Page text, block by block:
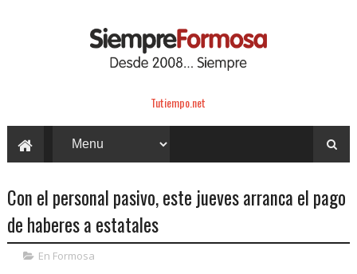
Tutiempo.net
Con el personal pasivo, este jueves arranca el pago
de haberes a estatales
En Formosa